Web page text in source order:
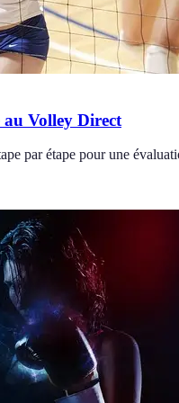
Volley Direct
par étape pour une